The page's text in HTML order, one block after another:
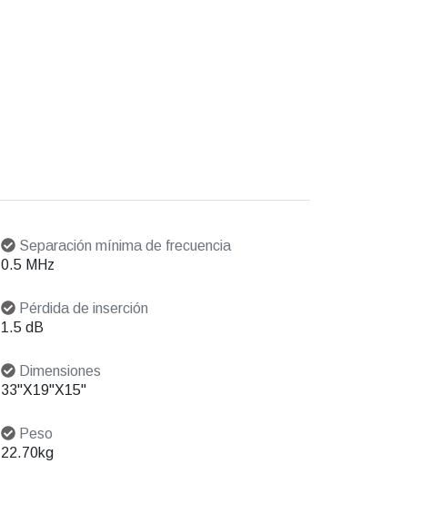
Separación mínima de frecuencia
0.5 MHz
Pérdida de inserción
1.5 dB
Dimensiones
33"X19"X15"
Peso
22.70kg